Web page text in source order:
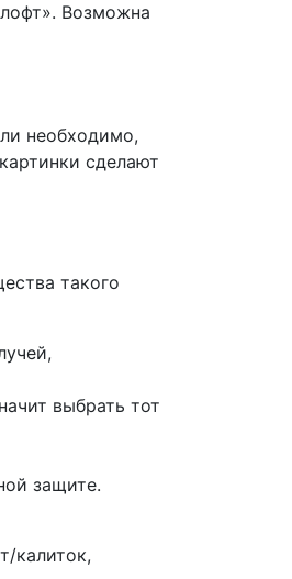
Возможна
необходимо,
сделают
такого
выбрать тот
защите.
калиток,